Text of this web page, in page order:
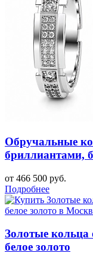
Обручальные
бриллиантами,
от 466 500 руб.
Подробнее
Золотые
белое золото